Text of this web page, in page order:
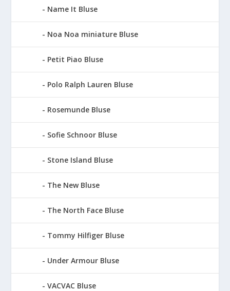
Name It Bluse
Noa Noa miniature Bluse
Petit Piao Bluse
Polo Ralph Lauren Bluse
Rosemunde Bluse
Sofie Schnoor Bluse
Stone Island Bluse
The New Bluse
The North Face Bluse
Tommy Hilfiger Bluse
Under Armour Bluse
VACVAC Bluse